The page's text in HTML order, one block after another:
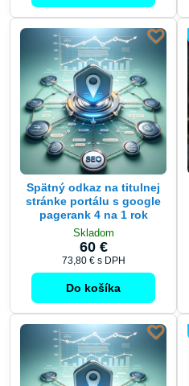
Spätný odkaz na titulnej
stránke portálu s google
pagerank 4 na 1 rok
Skladom
60 €
73,80 € s DPH
Do košíka